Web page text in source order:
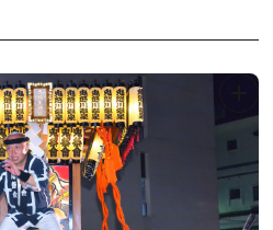
ンが異なります。
道のホームページをご覧ください。